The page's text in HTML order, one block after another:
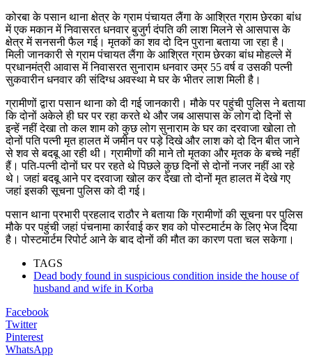
कोरबा के पसान थाना क्षेत्र के ग्राम पंचायत लैंगा के आश्रित ग्राम छेरका बांध
में एक मकान में निवासरत धनवार बुजुर्ग दंपति की लाश मिलने से आसपास के
क्षेत्र में सनसनी फैल गई। मृतकों का शव दो दिन पुराना बताया जा रहा है।
मिली जानकारी से ग्राम पंचायत लैंगा के आश्रित ग्राम छेरका बांध मोहल्ले में
प्रधानमंत्री आवास में निवासरत सुनाराम धनवार उम्र 55 वर्ष व उसकी पत्नी
सुकवारीन धनवार की संदिग्ध अवस्था मे घर के भीतर लाश मिली है।
ग्रामीणों द्वारा पसान थाना को दी गई जानकारी। मौके पर पहुंची पुलिस ने बताया
कि दोनों अकेले ही घर पर रहा करते थे और जब आसपास के लोग दो दिनों से
इन्हें नहीं देखा तो कल शाम को कुछ लोग सुनाराम के घर का दरवाजा खोला तो
दोनों पति पत्नी मृत हालत में जमीन पर पड़े दिखे और लाश को दो दिन बीत जाने
से शव से बदबू आ रही थी। ग्रामीणों की माने तो मृतका और मृतक के बच्चे नहीं
हैं। पति-पत्नी दोनों घर पर रहते थे पिछले कुछ दिनों से दोनों नजर नहीं आ रहे
थे। जहां बदबू आने पर दरवाजा खोल कर देखा तो दोनों मृत हालत में देखे गए
जहां इसकी सूचना पुलिस को दी गई।
पसान थाना प्रभारी प्रहलाद राठौर ने बताया कि ग्रामीणों की सूचना पर पुलिस
मौके पर पहुंची जहां पंचनामा कार्रवाई कर शव को पोस्टमार्टम के लिए भेज दिया
है। पोस्टमार्टम रिपोर्ट आने के बाद दोनों की मौत का कारण पता चल सकेगा।
TAGS
Dead body found in suspicious condition inside the house of
husband and wife in Korba
Facebook
Twitter
Pinterest
WhatsApp